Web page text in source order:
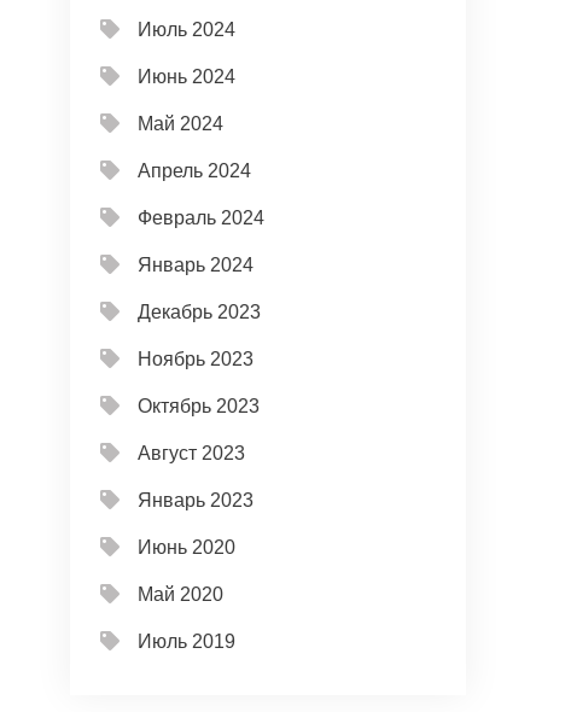
Июль 2024
Июнь 2024
Май 2024
Апрель 2024
Февраль 2024
Январь 2024
Декабрь 2023
Ноябрь 2023
Октябрь 2023
Август 2023
Январь 2023
Июнь 2020
Май 2020
Июль 2019